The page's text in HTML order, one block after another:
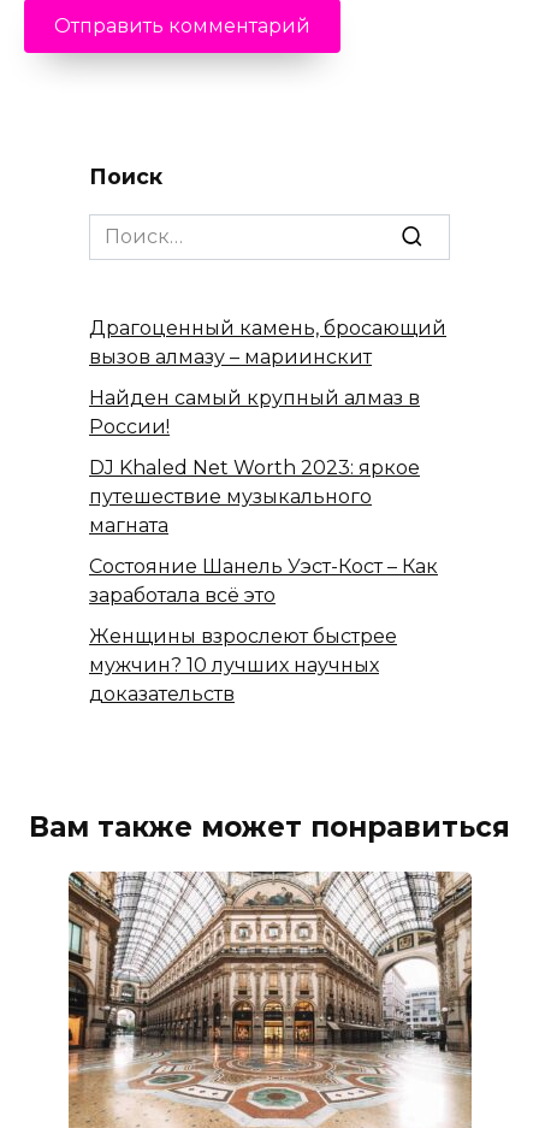
Поиск
Search
for:
Драгоценный камень, бросающий
вызов алмазу – мариинскит
Найден самый крупный алмаз в
России!
DJ Khaled Net Worth 2023: яркое
путешествие музыкального
магната
Состояние Шанель Уэст-Кост – Как
заработала всё это
Женщины взрослеют быстрее
мужчин? 10 лучших научных
доказательств
Вам также может понравиться